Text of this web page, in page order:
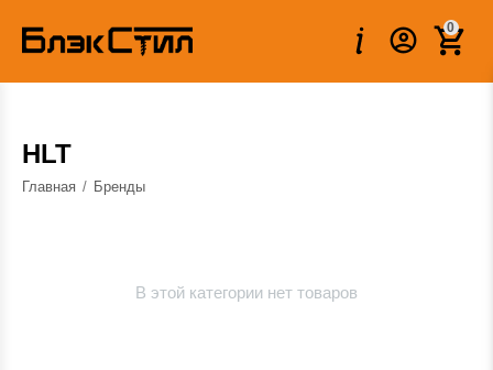
0
HLT
Главная / Бренды
В этой категории нет товаров